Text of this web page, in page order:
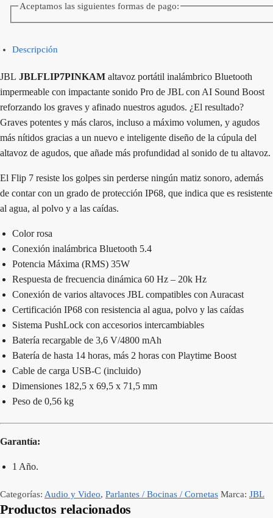
Aceptamos las siguientes formas de pago:
Descripción
JBL JBLFLIP7PINKAM altavoz portátil inalámbrico Bluetooth
impermeable con impactante sonido Pro de JBL con AI Sound Boost
reforzando los graves y afinado nuestros agudos. ¿El resultado?
Graves potentes y más claros, incluso a máximo volumen, y agudos
más nítidos gracias a un nuevo e inteligente diseño de la cúpula del
altavoz de agudos, que añade más profundidad al sonido de tu altavoz.
El Flip 7 resiste los golpes sin perderse ningún matiz sonoro, además
de contar con un grado de protección IP68, que indica que es resistente
al agua, al polvo y a las caídas.
Color rosa
Conexión inalámbrica Bluetooth 5.4
Potencia Máxima (RMS) 35W
Respuesta de frecuencia dinámica 60 Hz – 20k Hz
Conexión de varios altavoces JBL compatibles con Auracast
Certificación IP68 con resistencia al agua, polvo y las caídas
Sistema PushLock con accesorios intercambiables
Batería recargable de 3,6 V/4800 mAh
Batería de hasta 14 horas, más 2 horas con Playtime Boost
Cable de carga USB-C (incluido)
Dimensiones 182,5 x 69,5 x 71,5 mm
Peso de 0,56 kg
Garantía:
1 Año.
Categorías: Audio y Video, Parlantes / Bocinas / Cornetas Marca: JBL
Productos relacionados